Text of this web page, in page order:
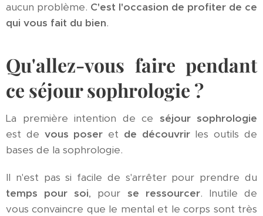
aucun problème. C'est l'occasion de profiter de ce
qui vous fait du bien.
Qu'allez-vous faire pendant
ce séjour sophrologie ?
La première intention de ce séjour sophrologie
est de vous poser et de découvrir les outils de
bases de la sophrologie.
Il n'est pas si facile de s'arrêter pour prendre du
temps pour soi, pour se ressourcer. Inutile de
vous convaincre que le mental et le corps sont très